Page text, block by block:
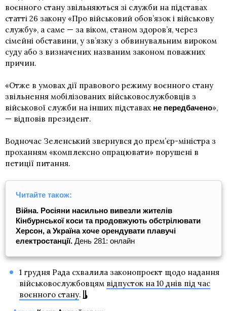
воєнного стану звільняються зі служби на підставах
статті 26 закону «Про військовий обов’язок і військову
службу», а саме — за віком, станом здоров’я, через
сімейні обставини, у зв’язку з обвинувальним вироком
суду або з визначених названим законом поважних
причин.
«Отже в умовах дії правового режиму воєнного стану
звільнення мобілізованих військовослужбовців з
військової служби на інших підставах не передбачено»,
— відповів президент.
Водночас Зеленський звернувся до прем’єр-міністра з
проханням «комплексно опрацювати» порушені в
петиції питання.
Читайте також:
Війна. Росіяни насильно вивезли жителів
Кінбурнської коси та продовжують обстрілювати
Херсон, а Україна хоче орендувати плавучі
електростанції. День 281: онлайн
1 грудня Рада схвалила законопроєкт щодо надання
військовослужбовцям відпусток на 10 днів під час
воєнного стану.